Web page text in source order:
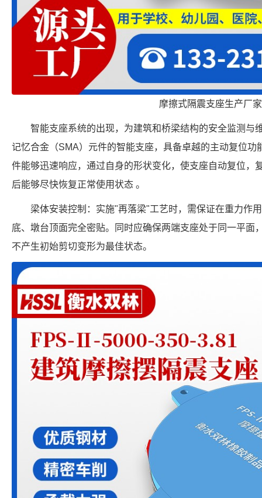
摩擦式隔震支座生产厂家
智能支座系统的出现，为建筑和桥梁结构的安全监测与
记忆合金（SMA）元件的智能支座，具备卓越的主动复位功
件能够迅速响应，通过自身的形状变化，使支座自动复位，
后能够尽快恢复正常使用状态 。
梁体安装控制：实施"再落梁"工艺时，需保证在重力作
底、墩台顶面完全密贴。同时应确保两端支座处于同一平面
不产生初始剪切变形为最佳状态。